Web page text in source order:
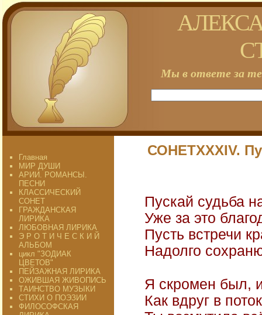
Мы в ответе за
Главная
МИР ДУШИ
АРИИ. РОМАНСЫ.
ПЕСНИ
КЛАССИЧЕСКИЙ
СОНЕТ
ГРАЖДАНСКАЯ
ЛИРИКА
ЛЮБОВНАЯ ЛИРИКА
Э Р О Т И Ч Е С К И Й
АЛЬБОМ
цикл "ЗОДИАК
ЦВЕТОВ"
ПЕЙЗАЖНАЯ ЛИРИКА
ОЖИВШАЯ ЖИВОПИСЬ
ТАИНСТВО МУЗЫКИ
СТИХИ О ПОЭЗИИ
ФИЛОСОФСКАЯ
СОНЕТXXXIV.
Пускай судьба
Уже за это
Пусть встречи
Надолго
Я скромен был,
Как вдруг в